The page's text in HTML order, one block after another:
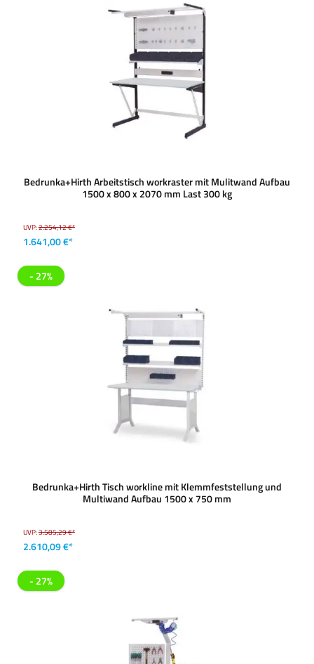
Bedrunka+Hirth Arbeitstisch workraster mit Mulitwand Aufbau
1500 x 800 x 2070 mm Last 300 kg
UVP:2.254,12 €*
1.641,00 €*
- 27%
Bedrunka+Hirth Tisch workline mit Klemmfeststellung und
Multiwand Aufbau 1500 x 750 mm
UVP:3.585,29 €*
2.610,09 €*
- 27%